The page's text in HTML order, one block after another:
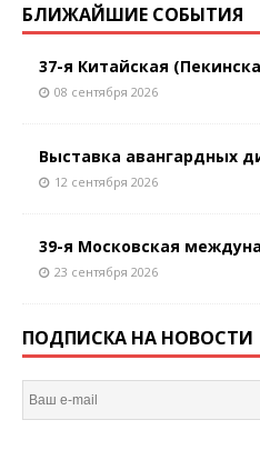
БЛИЖАЙШИЕ СОБЫТИЯ
37-я Китайская
08 сентября 2026
Выставка авангардных
12 сентября 2026
39-я Московская
23 сентября 2026
ПОДПИСКА НА НОВОСТИ